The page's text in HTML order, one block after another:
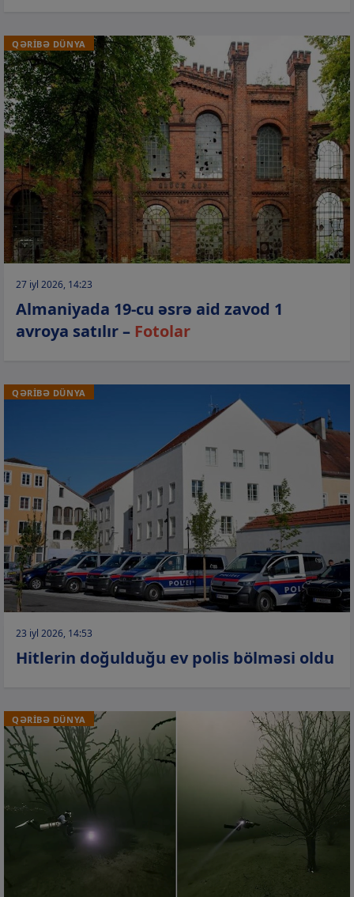
QƏRİBƏ DÜNYA
27 iyl 2026, 14:23
Almaniyada 19-cu əsrə aid zavod 1
avroya satılır – Fotolar
QƏRİBƏ DÜNYA
23 iyl 2026, 14:53
Hitlerin doğulduğu ev polis bölməsi oldu
QƏRİBƏ DÜNYA